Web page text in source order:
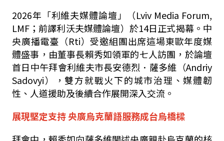
2026年「利維夫媒體論壇」（Lviv Media Forum,
LMF；前譯利沃夫媒體論壇）於14日正式揭幕。中
央廣播電臺（Rti）受邀組團出席這場東歐年度媒
體盛事，由董事長賴秀如領軍的七人訪團，於論壇
首日中午拜會利維夫市長安德烈．薩多維（Andriy
Sadovyi），雙方就戰火下的城市治理、媒體韌
性、人道援助及後續合作展開深入交流。
展現堅定支持央廣烏克蘭語服務成台烏橋樑